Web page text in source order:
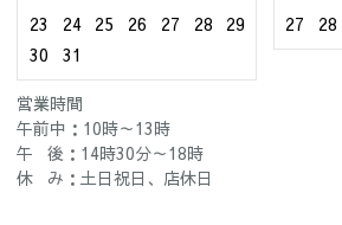
23
24 25 26 27 28
29
30
31
27
28
営業時間
午前中：10時～13時
午 後：14時30分～18時
休 み：土日祝日、店休日